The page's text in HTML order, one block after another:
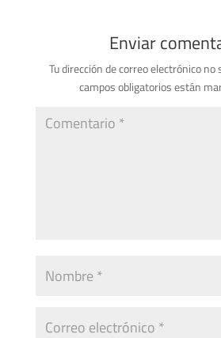
Enviar
Tu dirección de correo electrónico no
campos obligatorios están